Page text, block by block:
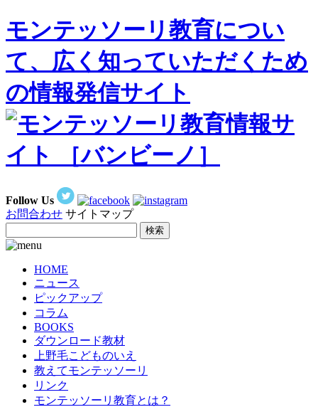
モンテッソーリ教育につい
て、広く知っていただくため
の情報発信サイト
Follow Us
お問合わせ サイトマップ
HOME
ニュース
ピックアップ
コラム
BOOKS
ダウンロード教材
上野毛こどものいえ
教えてモンテッソーリ
リンク
モンテッソーリ教育とは？